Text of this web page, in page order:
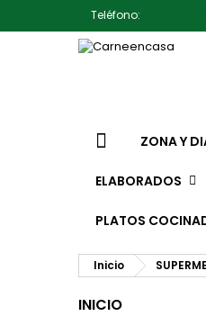
Teléfono:
ZONA Y
ELABORADOS
PLATOS
Inicio
INICIO